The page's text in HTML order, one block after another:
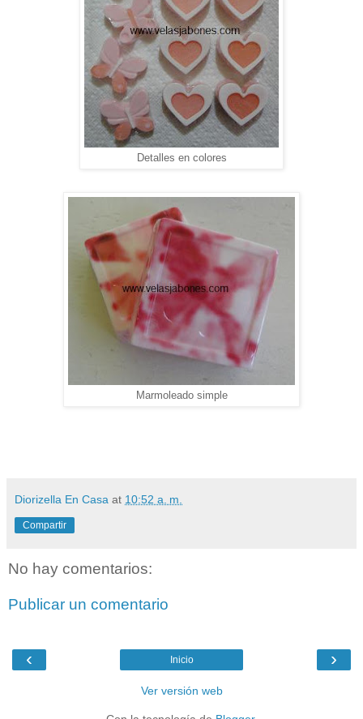
Detalles en colores
Marmoleado simple
Diorizella En Casa at 10:52 a. m.
Compartir
No hay comentarios:
Publicar un comentario
‹ ›
Inicio
Ver versión web